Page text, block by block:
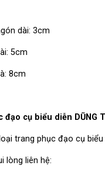
dài: 3cm
5cm
8cm
cụ biểu diễn DŨNG
trang phục đạo cụ
lòng liên hệ: